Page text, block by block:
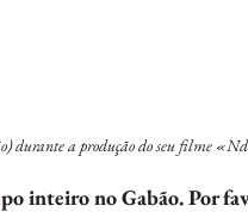
durante a produção do seu filme
inteiro no Gabão. Por